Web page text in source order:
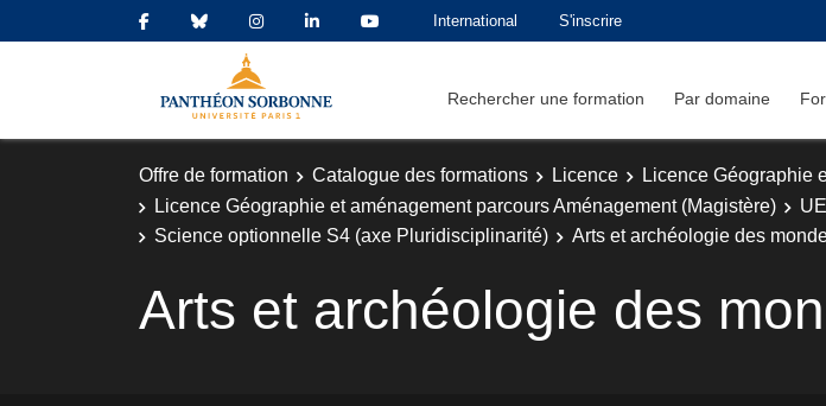
International S'inscrire
Rechercher une formation Par domaine
Offre de formation Catalogue des formations Licence
Licence Géographie
Licence Géographie et aménagement parcours Aménagement (Magistère)
Science optionnelle S4 (axe Pluridisciplinarité)
Arts et archéologie des
Arts et archéologie des